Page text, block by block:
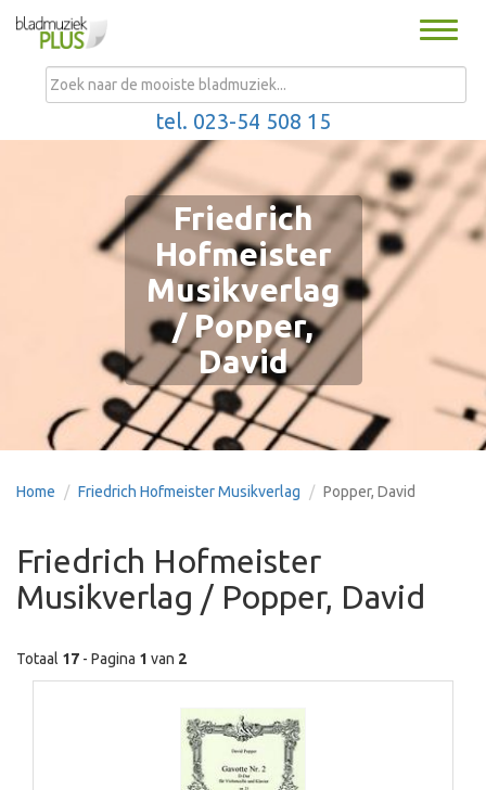
Toggle
tel. 023-54 508 15
MENU
Friedrich
Hofmeister
Musikverlag
/ Popper,
David
Home Friedrich Hofmeister Musikverlag Popper, David
Friedrich Hofmeister
Musikverlag / Popper, David
Totaal 17 - Pagina 1 van 2